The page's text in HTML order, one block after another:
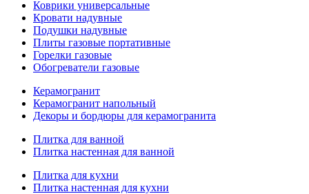
Коврики универсальные
Кровати надувные
Подушки надувные
Плиты газовые портативные
Горелки газовые
Обогреватели газовые
Керамогранит
Керамогранит напольный
Декоры и бордюры для керамогранита
Плитка для ванной
Плитка настенная для ванной
Плитка для кухни
Плитка настенная для кухни